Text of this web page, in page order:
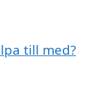
till med?